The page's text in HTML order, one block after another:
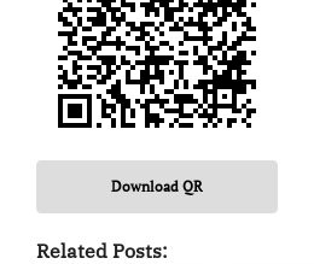
Download QR
Related Posts: